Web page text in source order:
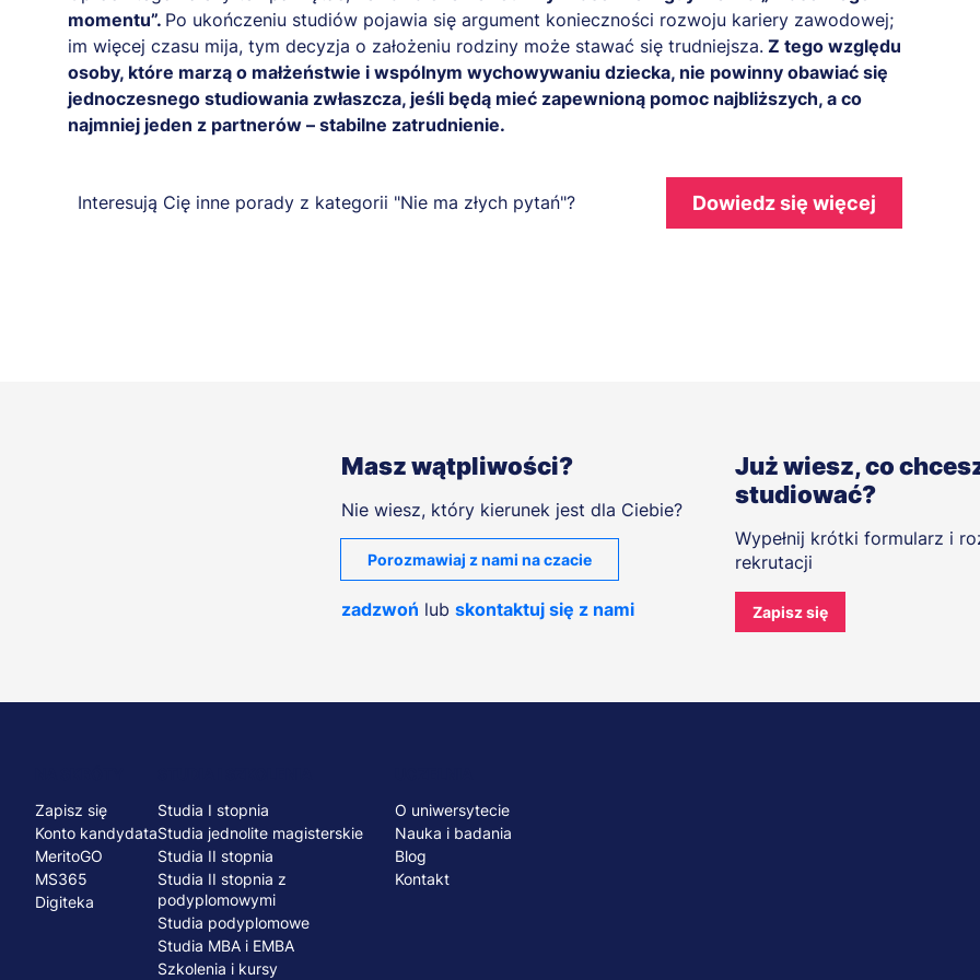
momentu”. Po ukończeniu studiów pojawia się argument konieczności rozwoju kariery zawodowej;
im więcej czasu mija, tym decyzja o założeniu rodziny może stawać się trudniejsza. Z tego względu
osoby, które marzą o małżeństwie i wspólnym wychowywaniu dziecka, nie powinny obawiać się
jednoczesnego studiowania zwłaszcza, jeśli będą mieć zapewnioną pomoc najbliższych, a co
najmniej jeden z partnerów – stabilne zatrudnienie.
Interesują Cię inne porady z kategorii "Nie ma złych pytań"? Dowiedz się więcej
Masz wątpliwości?
Nie wiesz, który kierunek jest dla Ciebie?
Porozmawiaj z nami na czacie
zadzwoń lub skontaktuj się z nami
Już wiesz, co
studiować?
Wypełnij krótki formularz i
rekrutacji
Zapisz się
Menu
stopka
Zapisz się
Konto kandydata
MeritoGO
MS365
Digiteka
Studia I stopnia
Studia jednolite magisterskie
Studia II stopnia
Studia II stopnia z
podyplomowymi
Studia podyplomowe
Studia MBA i EMBA
Szkolenia i kursy
O uniwersytecie
Nauka i badania
Blog
Kontakt